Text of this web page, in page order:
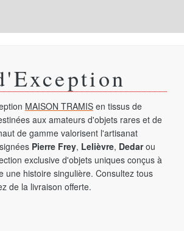
MAISON TRAMIS en tissus de
aux amateurs d'objets rares et de
de gamme valorisent l'artisanat
Pierre Frey, Lelièvre, Dedarou
exclusive d'objets uniques conçus à
une histoire singulière. Consultez tous
de la livraison offerte.